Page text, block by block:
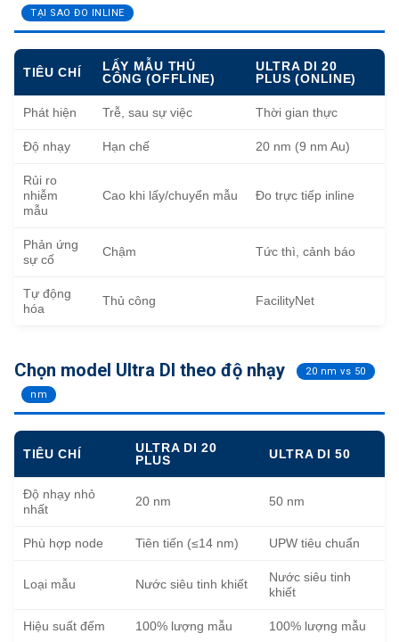
TẠI SAO ĐO INLINE
TIÊU CHÍ
LẤY MẪU THỦ
CÔNG (OFFLINE)
ULTRA DI 20
PLUS (ONLINE)
Phát hiện Trễ, sau sự việc Thời gian thực
Độ nhạy Hạn chế 20 nm (9 nm Au)
Rủi ro
nhiễm
mẫu
Cao khi lấy/chuyển mẫu Đo trực tiếp inline
Phản ứng
sự cố
Chậm Tức thì, cảnh báo
Tự động
hóa
Thủ công FacilityNet
Chọn model Ultra DI theo độ nhạy
20 nm vs 50
nm
TIÊU CHÍ
ULTRA DI 20
PLUS
ULTRA DI 50
Độ nhạy nhỏ
nhất
20 nm 50 nm
Phù hợp node Tiên tiến (≤14 nm) UPW tiêu chuẩn
Loại mẫu Nước siêu tinh khiết
Nước siêu tinh
khiết
Hiệu suất đếm 100% lượng mẫu 100% lượng mẫu